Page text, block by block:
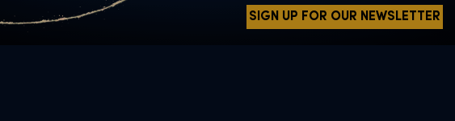
SIGN UP FOR OUR NEWSLETTER